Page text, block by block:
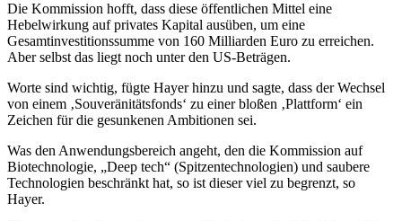
Die Kommission hofft, dass diese öffentlichen Mittel eine
Hebelwirkung auf privates Kapital ausüben, um eine
Gesamtinvestitionssumme von 160 Milliarden Euro zu erreichen.
Aber selbst das liegt noch unter den US-Beträgen.
Worte sind wichtig, fügte Hayer hinzu und sagte, dass der Wechsel
von einem ‚Souveränitätsfonds‘ zu einer bloßen ‚Plattform‘ ein
Zeichen für die gesunkenen Ambitionen sei.
Was den Anwendungsbereich angeht, den die Kommission auf
Biotechnologie, „Deep tech“ (Spitzentechnologien) und saubere
Technologien beschränkt hat, so ist dieser viel zu begrenzt, so
Hayer.